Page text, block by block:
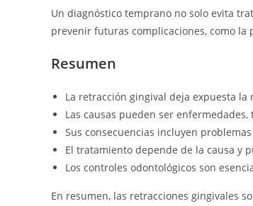
Un diagnóstico temprano no solo evita
prevenir futuras complicaciones, como
Resumen
La retracción gingival deja expuesta
Las causas pueden ser
Sus consecuencias incluyen
El tratamiento depende de la causa y
Los controles odontológicos son
En resumen, las retracciones gingivales